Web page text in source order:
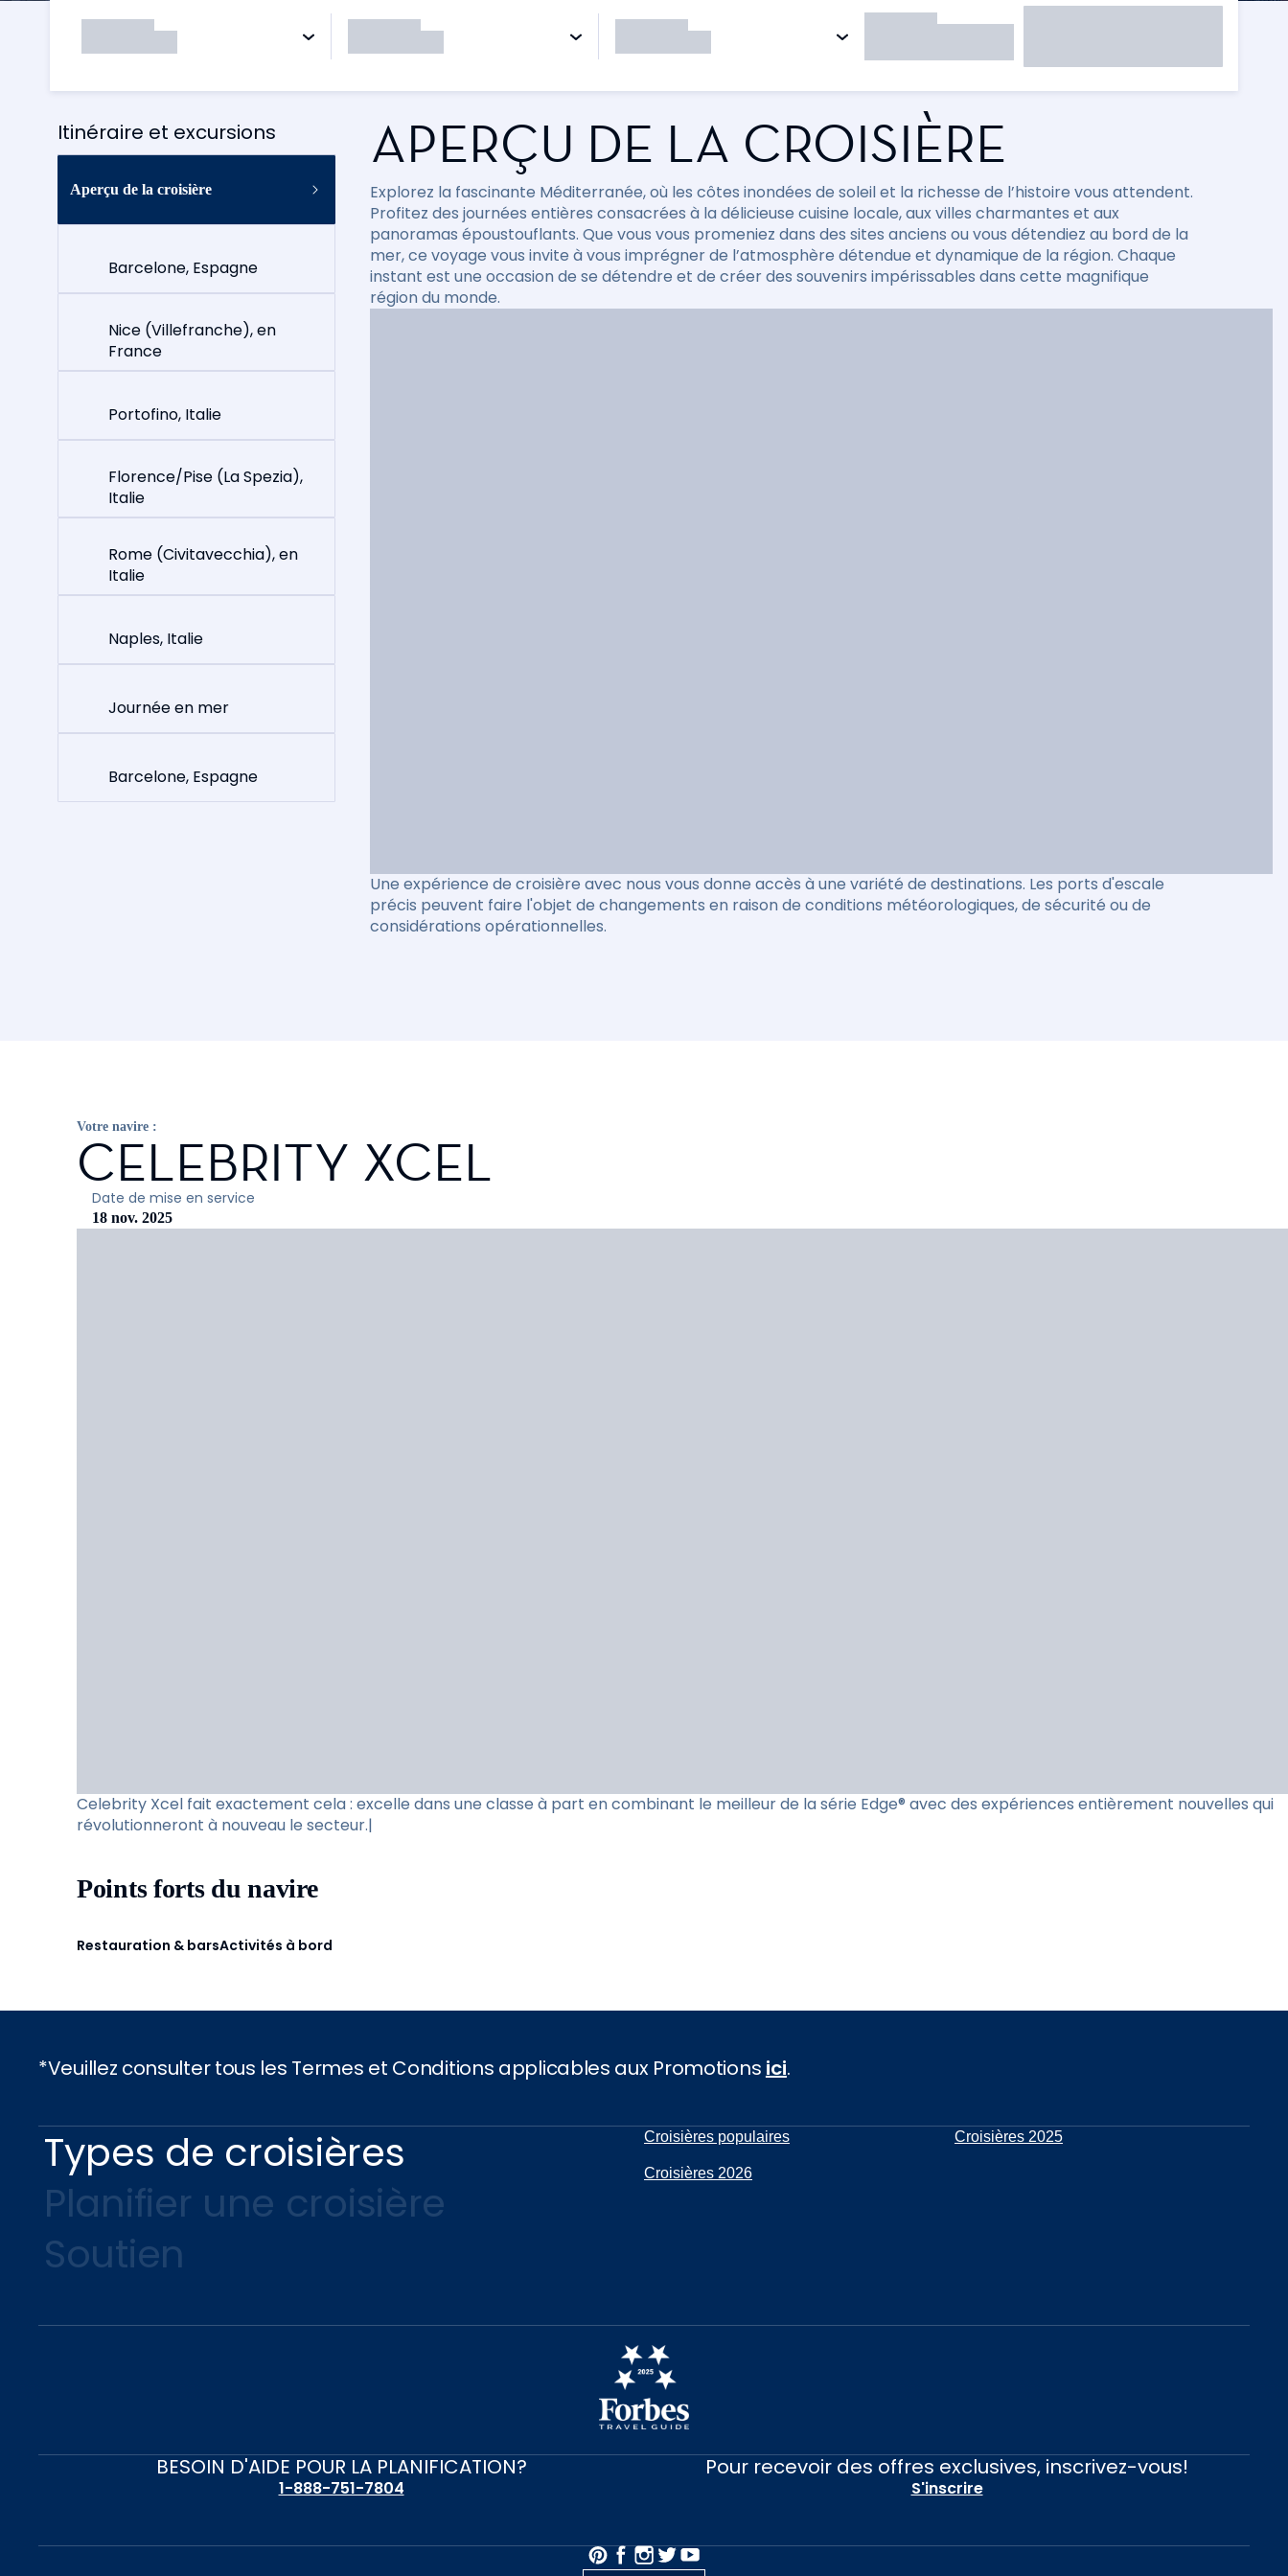
Itinéraire et excursions
Aperçu de la croisière
Barcelone, Espagne
Nice (Villefranche), en
France
Portofino, Italie
Florence/Pise (La Spezia),
Italie
Rome (Civitavecchia), en
Italie
Naples, Italie
Journée en mer
Barcelone, Espagne
APERÇU DE LA CROISIÈRE
Explorez la fascinante Méditerranée, où les côtes inondées de soleil et la richesse de l’histoire vous attendent.
Profitez des journées entières consacrées à la délicieuse cuisine locale, aux villes charmantes et aux
panoramas époustouflants. Que vous vous promeniez dans des sites anciens ou vous détendiez au bord de la
mer, ce voyage vous invite à vous imprégner de l’atmosphère détendue et dynamique de la région. Chaque
instant est une occasion de se détendre et de créer des souvenirs impérissables dans cette magnifique
région du monde.
Une expérience de croisière avec nous vous donne accès à une variété de destinations. Les ports d'escale
précis peuvent faire l'objet de changements en raison de conditions météorologiques, de sécurité ou de
considérations opérationnelles.
Votre navire :
CELEBRITY XCEL
Date de mise en service
18 nov. 2025
Celebrity Xcel fait exactement cela : excelle dans une classe à part en combinant le meilleur de la série Edge® avec des expériences entièrement nouvelles qui
révolutionneront à nouveau le secteur.|
Points forts du navire
Restauration & barsActivités à bord
*Veuillez consulter tous les Termes et Conditions applicables aux Promotions ici.
Types de croisières
Planifier une croisière
Soutien
Croisières populaires Croisières 2025
Croisières 2026
BESOIN D'AIDE POUR LA PLANIFICATION?
1-888-751-7804
Pour recevoir des offres exclusives, inscrivez-vous!
S'inscrire